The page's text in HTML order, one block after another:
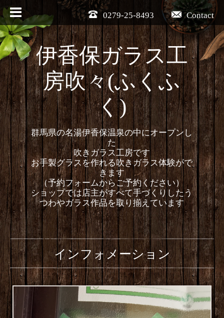
Contact
0279-25-8493
伊香保ガラス工
房吹々(ふくふ
く)
群馬県の名湯伊香保温泉の中にオープンし
た
吹きガラス工房です
お手製グラスを作れる吹きガラス体験がで
きます
（予約フォームからご予約ください）
ショップでは店主がすべて手づくりしたう
つわやガラス作品を取り揃えています
インフォメーション